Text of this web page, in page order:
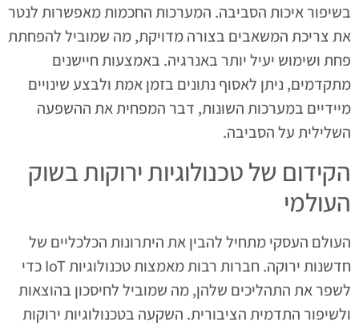
בשיפור איכות הסביבה. המערכות החכמות מאפשרות לנטר
את צריכת המשאבים בצורה מדויקת, מה שמוביל להפחתת
פחת ושימוש יעיל יותר באנרגיה. באמצעות חיישנים
מתקדמים, ניתן לאסוף נתונים בזמן אמת ולבצע שינויים
מיידיים במערכות השונות, דבר המפחית את ההשפעה
השלילית על הסביבה.
הקידום של טכנולוגיות ירוקות בשוק
העולמי
העולם העסקי מתחיל להבין את היתרונות הכלכליים של
חדשנות ירוקה. חברות רבות מאמצות טכנולוגיות IoT כדי
לשפר את התהליכים שלהן, מה שמוביל לחיסכון בהוצאות
ולשיפור התדמית הציבורית. השקעה בטכנולוגיות ירוקות